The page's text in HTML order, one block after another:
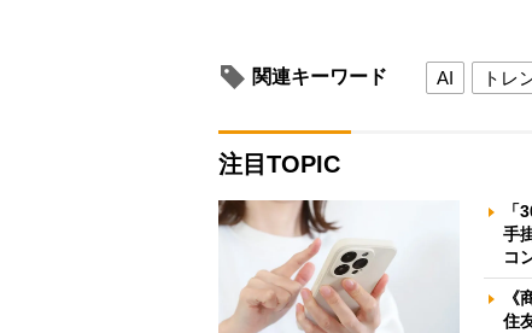
関連キーワード AI トレ
注目TOPIC
手
コ
住